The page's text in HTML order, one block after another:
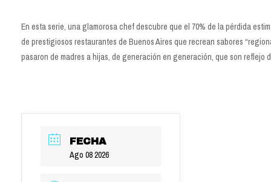
En esta serie, una glamorosa chef descubre que el 70% de la pérdida
de prestigiosos restaurantes de Buenos Aires que recrean sabores
pasaron de madres a hijas, de generación en generación, que son
FECHA
Ago 08 2026